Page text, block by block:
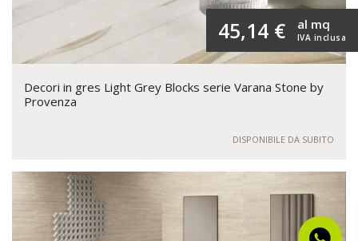
45,14 € IVA inclusa
al mq
Decori in gres Light Grey Blocks serie Varana Stone by
Provenza
DISPONIBILE DA SUBITO